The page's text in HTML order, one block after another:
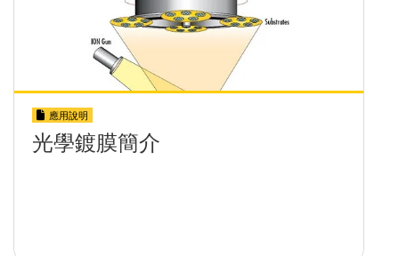
應用說明
光學鍍膜簡介